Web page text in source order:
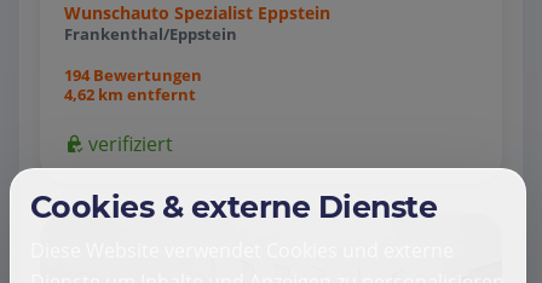
Wunschauto Spezialist Eppstein
Frankenthal/Eppstein
194 Bewertungen
4,62 km entfernt
verifiziert
Cookies & externe Dienste